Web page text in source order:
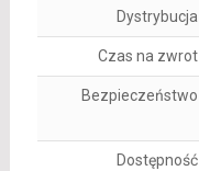
Dystrybucja
Czas na zwrot
Bezpieczeństwo
Dostępność